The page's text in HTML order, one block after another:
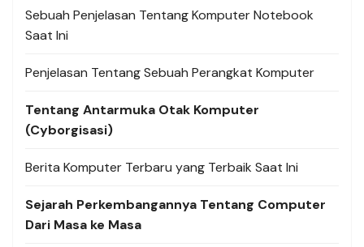
Sebuah Penjelasan Tentang Komputer Notebook
Saat Ini
Penjelasan Tentang Sebuah Perangkat Komputer
Tentang Antarmuka Otak Komputer
(Cyborgisasi)
Berita Komputer Terbaru yang Terbaik Saat Ini
Sejarah Perkembangannya Tentang Computer
Dari Masa ke Masa